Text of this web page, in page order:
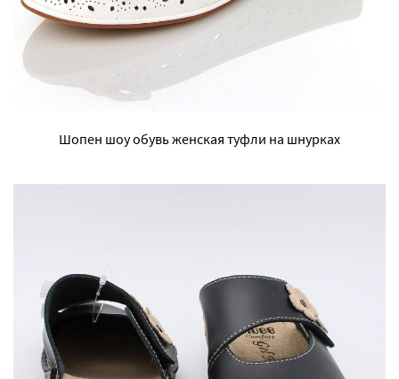
Шопен шоу обувь женская туфли на шнурках